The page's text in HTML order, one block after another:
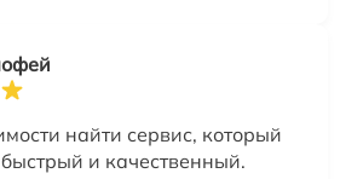
найти сервис, который
и качественный.